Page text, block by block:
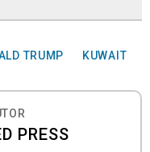
TRUMP
KUWAIT
PRESS